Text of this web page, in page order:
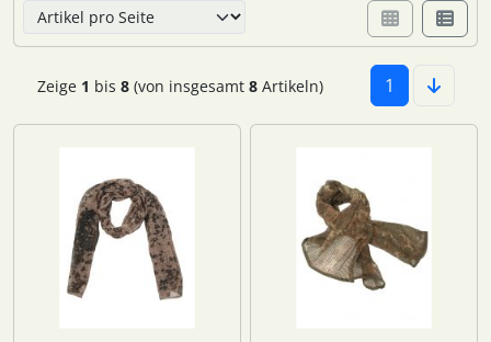
Zeige 1 bis 8(von insgesamt 8Artikeln) 1